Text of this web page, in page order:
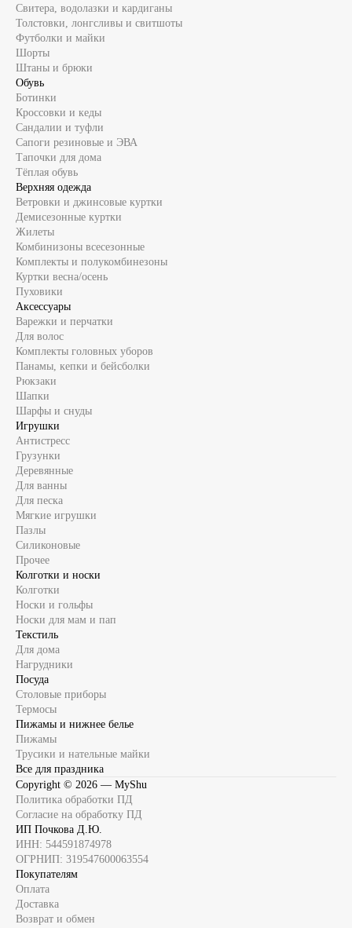
Свитера, водолазки и кардиганы
Толстовки, лонгсливы и свитшоты
Футболки и майки
Шорты
Штаны и брюки
Обувь
Ботинки
Кроссовки и кеды
Сандалии и туфли
Сапоги резиновые и ЭВА
Тапочки для дома
Тёплая обувь
Верхняя одежда
Ветровки и джинсовые куртки
Демисезонные куртки
Жилеты
Комбинизоны всесезонные
Комплекты и полукомбинезоны
Куртки весна/осень
Пуховики
Аксессуары
Варежки и перчатки
Для волос
Комплекты головных уборов
Панамы, кепки и бейсболки
Рюкзаки
Шапки
Шарфы и снуды
Игрушки
Антистресс
Грузунки
Деревянные
Для ванны
Для песка
Мягкие игрушки
Пазлы
Силиконовые
Прочее
Колготки и носки
Колготки
Носки и гольфы
Носки для мам и пап
Текстиль
Для дома
Нагрудники
Посуда
Столовые приборы
Термосы
Пижамы и нижнее белье
Пижамы
Трусики и нательные майки
Все для праздника
Copyright © 2026 — MyShu
Политика обработки ПД
Согласие на обработку ПД
ИП Почкова Д.Ю.
ИНН: 544591874978
ОГРНИП: 319547600063554
Покупателям
Оплата
Доставка
Возврат и обмен